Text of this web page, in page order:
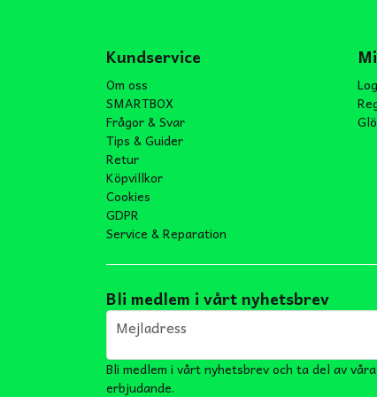
Kundservice
Om oss
SMARTBOX
Frågor & Svar
Tips & Guider
Retur
Köpvillkor
Cookies
GDPR
Service & Reparation
Bli medlem i vårt nyhetsbrev
email
Mejladress
Bli medlem i vårt nyhetsbrev och ta del av
erbjudande.